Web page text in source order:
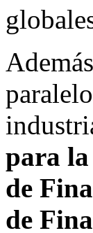
para
de
de